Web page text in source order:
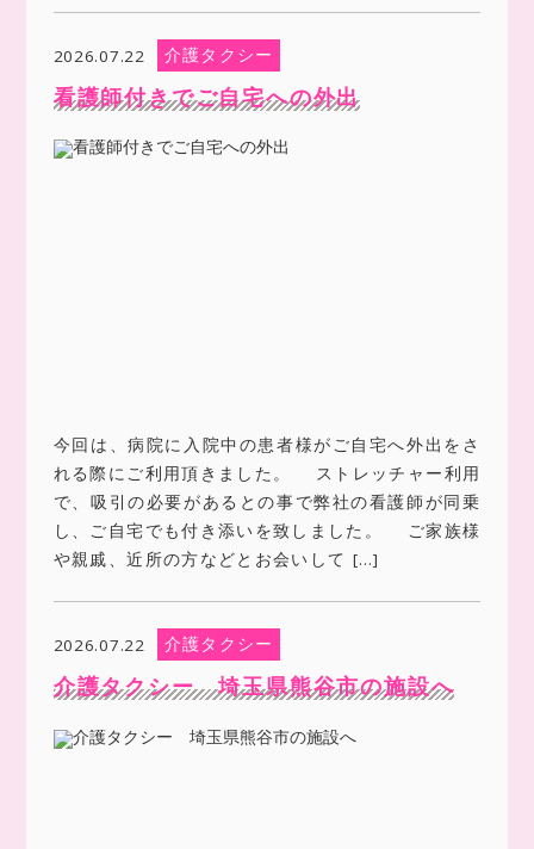
2026.07.22 介護タクシー
看護師付きでご自宅への外出
今回は、病院に入院中の患者様がご自宅へ外出をさ
れる際にご利用頂きました。 ストレッチャー利用
で、吸引の必要があるとの事で弊社の看護師が同乗
し、ご自宅でも付き添いを致しました。 ご家族様
や親戚、近所の方などとお会いして […]
2026.07.22 介護タクシー
介護タクシー 埼玉県熊谷市の施設へ